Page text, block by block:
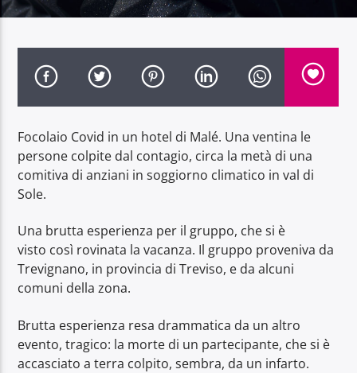
Radio Dolomiti
Focolaio Covid in un hotel di Malé. Una ventina le
persone colpite dal contagio, circa la metà di una
comitiva di anziani in soggiorno climatico in val di
Sole.
Una brutta esperienza per il gruppo, che si è
visto così rovinata la vacanza. Il gruppo proveniva da
Trevignano, in provincia di Treviso, e da alcuni
comuni della zona.
Brutta esperienza resa drammatica da un altro
evento, tragico: la morte di un partecipante, che si è
accasciato a terra colpito, sembra, da un infarto.